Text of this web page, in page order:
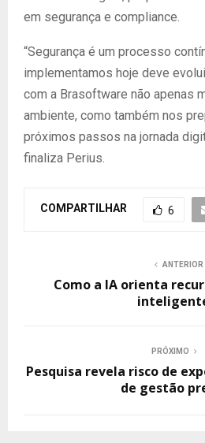
em segurança e compliance.
“Segurança é um processo
implementamos hoje deve
com a Brasoftware não apenas
ambiente, como também nos
próximos passos na jornada
finaliza Perius.
COMPARTILHAR 6
ANTERIOR
Como a IA orienta
PRÓXIMO
Pesquisa revela risco de
de gestão